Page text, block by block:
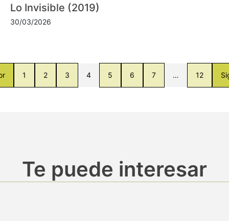
Lo Invisible (2019)
30/03/2026
1 2 3 4 5 6 7 … 12
Te puede interesar